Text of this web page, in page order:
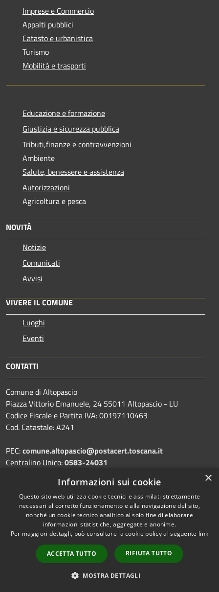
Imprese e Commercio
Appalti pubblici
Catasto e urbanistica
Turismo
Mobilità e trasporti
Educazione e formazione
Giustizia e sicurezza pubblica
Tributi,finanze e contravvenzioni
Ambiente
Salute, benessere e assistenza
Autorizzazioni
Agricoltura e pesca
NOVITÀ
Notizie
Comunicati
Avvisi
VIVERE IL COMUNE
Luoghi
Eventi
CONTATTI
Comune di Altopascio
Piazza Vittorio Emanuele, 24 55011 Altopascio - LU
Codice Fiscale e Partita IVA: 00197110463
Cod. Catastale: A241
PEC:comune.altopascio@postacert.toscana.it
Centralino Unico:0583-24031
Prenotazione appuntamento
Segnalazione disservizio
Leggi le FAQ
Richiesta assistenza
×
Informazioni sui cookie
Questo sito web utilizza cookie tecnici e assimilati strettamente
necessari al corretto funzionamento e alla navigazione del sito,
nonché un cookie tecnico analitico al solo fine di elaborare
informazioni statistiche, aggregate e anonime.
Per maggiori dettagli, può consultare la cookie policy al seguente link
ACCETTA TUTTO RIFIUTA TUTTO
MOSTRA DETTAGLI